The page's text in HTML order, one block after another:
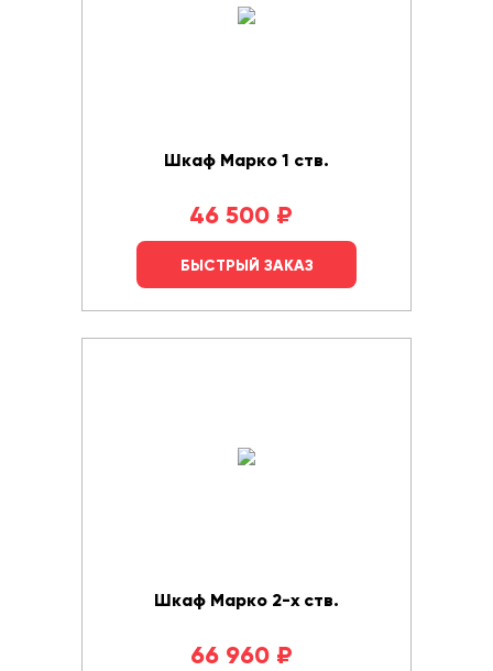
Шкаф Марко 1 ств.
46 500 ₽
БЫСТРЫЙ ЗАКАЗ
Шкаф Марко 2-х ств.
66 960 ₽